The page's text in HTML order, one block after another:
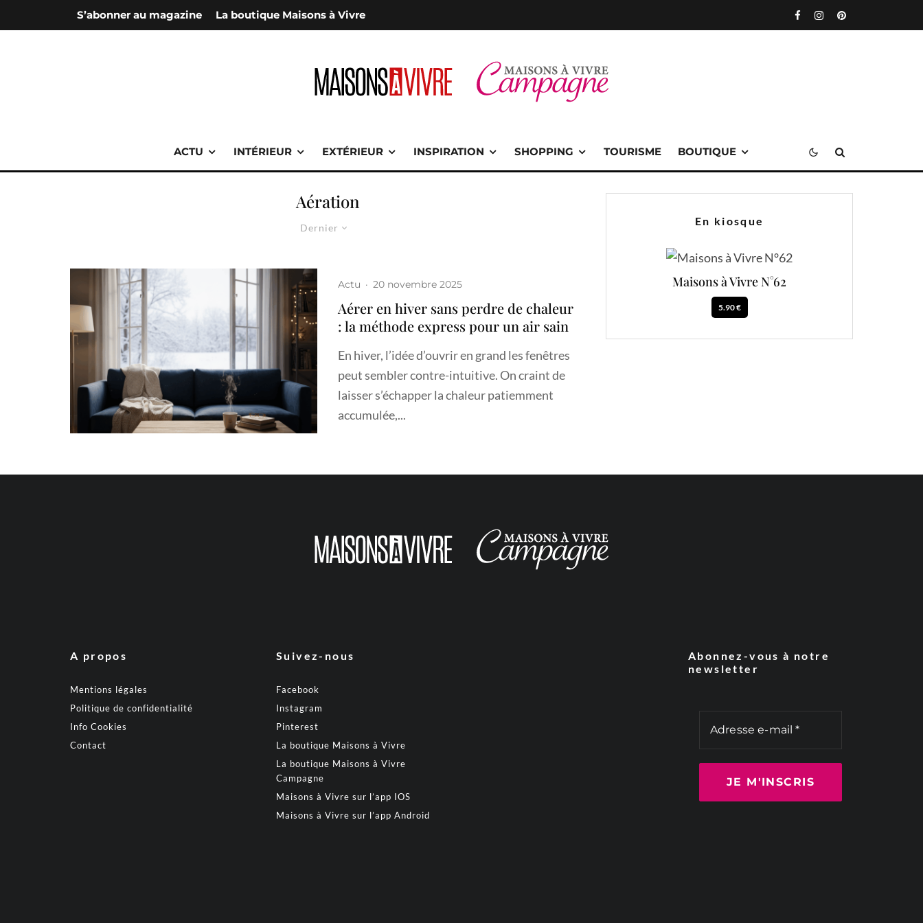
S’abonner au magazine La boutique Maisons à Vivre
ACTU INTÉRIEUR EXTÉRIEUR INSPIRATION SHOPPING TOURISME BOUTIQUE
Aération
Dernier
Actu · 20 novembre 2025
Aérer en hiver sans perdre de chaleur
: la méthode express pour un air sain
En hiver, l’idée d’ouvrir en grand les fenêtres
peut sembler contre-intuitive. On craint de
laisser s’échapper la chaleur patiemment
accumulée,...
En kiosque
Maisons à Vivre N°62
5.90 €
A propos
Mentions légales
Politique de confidentialité
Info Cookies
Contact
Suivez-nous
Facebook
Instagram
Pinterest
La boutique Maisons à Vivre
La boutique Maisons à Vivre
Campagne
Maisons à Vivre sur l’app IOS
Maisons à Vivre sur l’app Android
Abonnez-vous à notre
newsletter